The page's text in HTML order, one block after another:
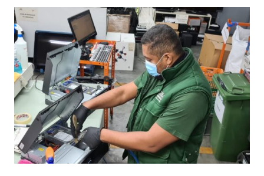
MULTINACIONAL
BAUHAUS
CREEN
SINERGIES
PER
DONAR
OPORTUNITATS
ALS
ALUMNES
EN
PRÀCTIQUES